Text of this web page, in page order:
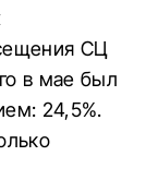
СЦ
в мае был
24,5%.